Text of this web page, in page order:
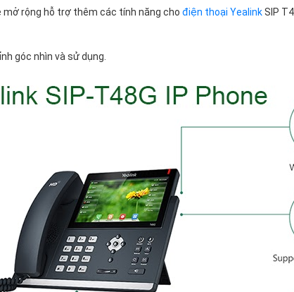
mở rộng hỗ trợ thêm các tính năng cho điện thoại YealinkSIP
góc nhìn và sử dụng.